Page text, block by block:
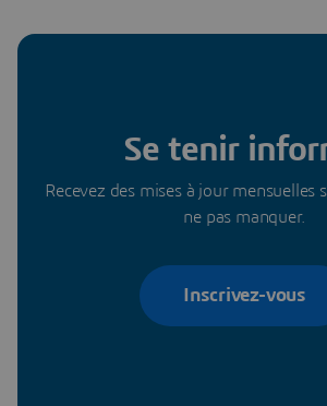
Se tenir
Recevez des mises à jour mensuelles
ne pas manquer.
Inscrivez-vous